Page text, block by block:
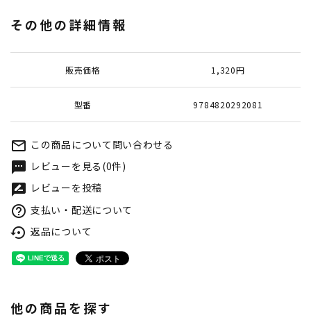
その他の詳細情報
販売価格 1,320円
型番 9784820292081
mail_outline この商品について問い合わせる
textsms レビューを見る(0件)
rate_review レビューを投稿
help_outline 支払い・配送について
settings_backup_restore 返品について
他の商品を探す